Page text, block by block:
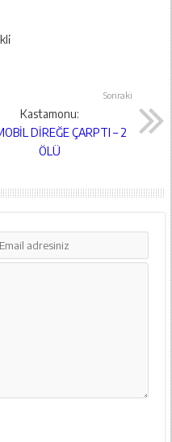
Sonraki
Kastamonu:
DİREĞE ÇARPTI – 2
ÖLÜ